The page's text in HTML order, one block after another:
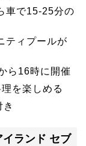
車で15-25分の
ティプールが
ら16時に開催
を楽しめる
ランド セブ